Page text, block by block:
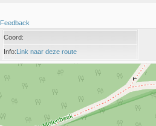
Feedback
Coord:
Info:Link naar deze route